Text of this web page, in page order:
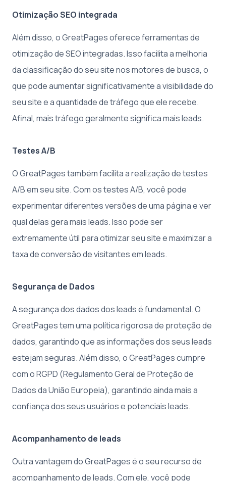
Otimização SEO integrada
Além disso, o GreatPages oferece ferramentas de
otimização de SEO integradas. Isso facilita a melhoria
da classificação do seu site nos motores de busca, o
que pode aumentar significativamente a visibilidade do
seu site e a quantidade de tráfego que ele recebe.
Afinal, mais tráfego geralmente significa mais leads.
Testes A/B
O GreatPages também facilita a realização de testes
A/B em seu site. Com os testes A/B, você pode
experimentar diferentes versões de uma página e ver
qual delas gera mais leads. Isso pode ser
extremamente útil para otimizar seu site e maximizar a
taxa de conversão de visitantes em leads.
Segurança de Dados
A segurança dos dados dos leads é fundamental. O
GreatPages tem uma política rigorosa de proteção de
dados, garantindo que as informações dos seus leads
estejam seguras. Além disso, o GreatPages cumpre
com o RGPD (Regulamento Geral de Proteção de
Dados da União Europeia), garantindo ainda mais a
confiança dos seus usuários e potenciais leads.
Acompanhamento de leads
Outra vantagem do GreatPages é o seu recurso de
acompanhamento de leads. Com ele, você pode